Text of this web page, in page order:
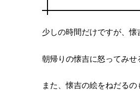
少しの時間だけですが、懐
朝帰りの懐吉に怒ってみせ
また、懐吉の絵をねだるの